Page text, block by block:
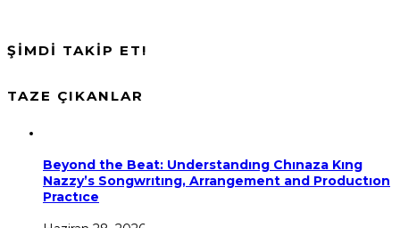
ŞİMDİ TAKİP ET!
TAZE ÇIKANLAR
Beyond the Beat: Understandıng Chınaza Kıng
Nazzy’s Songwrıtıng, Arrangement and Productıon
Practıce